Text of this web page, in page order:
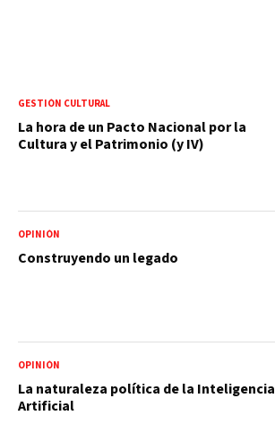
GESTIÓN CULTURAL
La hora de un Pacto Nacional por la
Cultura y el Patrimonio (y IV)
OPINIÓN
Construyendo un legado
OPINIÓN
La naturaleza política de la Inteligencia
Artificial